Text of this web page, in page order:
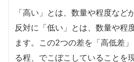
「高い」とは、数量や程度など
反対に「低い」とは、数量や程
ます。この2つの差を「高低差
る程、でこぼこしていることを